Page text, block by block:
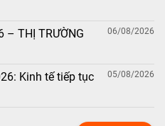
– THỊ TRƯỜNG
06/08/2026
Kinh tế tiếp tục
05/08/2026